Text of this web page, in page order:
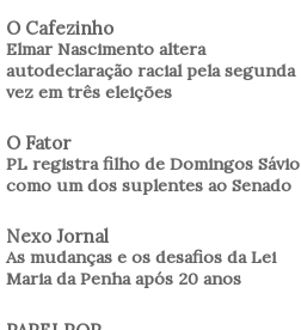
O Cafezinho
Elmar Nascimento altera
autodeclaração racial pela segunda
vez em três eleições
O Fator
PL registra filho de Domingos Sávio
como um dos suplentes ao Senado
Nexo Jornal
As mudanças e os desafios da Lei
Maria da Penha após 20 anos